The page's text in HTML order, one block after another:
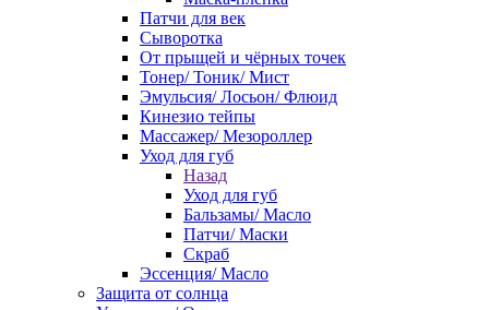
Патчи для век
Сыворотка
От прыщей и чёрных точек
Тонер/ Тоник/ Мист
Эмульсия/ Лосьон/ Флюид
Кинезио тейпы
Массажер/ Мезороллер
Уход для губ
Назад
Уход для губ
Бальзамы/ Масло
Патчи/ Маски
Скраб
Эссенция/ Масло
Защита от солнца